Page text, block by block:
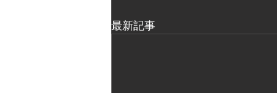
最新記事